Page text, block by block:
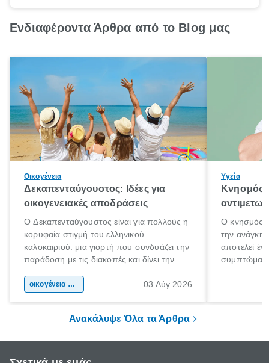
Ενδιαφέροντα Άρθρα από το Blog μας
Οικογένεια
Δεκαπενταύγουστος: Ιδέες για
οικογενειακές αποδράσεις
Ο Δεκαπενταύγουστος είναι για πολλούς η
κορυφαία στιγμή του ελληνικού
καλοκαιριού: μια γιορτή που συνδυάζει την
παράδοση με τις διακοπές και δίνει την
χώρας. Είτε πρόκειται για λίγες μέρες
οικογένεια & παιδί 03 Αύγ 2026
Υγεία
Κνησμός:
Ο κνησμός
την ανάγκη
αποτελεί
Ανακάλυψε Όλα τα Άρθρα